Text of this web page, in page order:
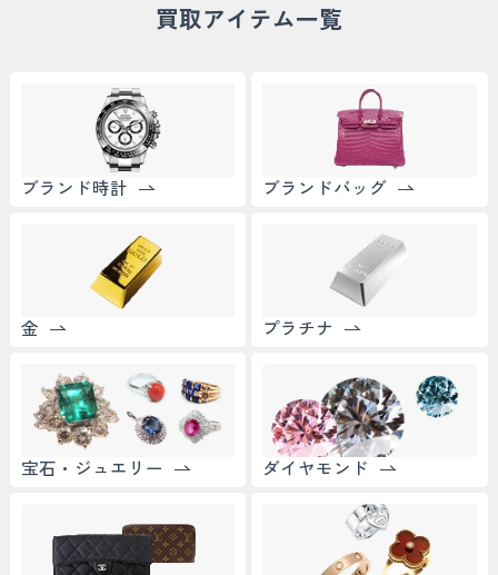
買取アイテム一覧
ブランド時計 ブランドバッグ
金 プラチナ
宝石・ジュエリー ダイヤモンド